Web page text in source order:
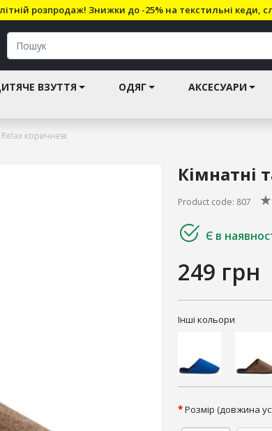
розпродаж! Знижки до -25% на текстильні кеди,
ВЗУТТЯ ОДЯГ АКСЕСУАРИ
коричневі
Кімнатні
Product code: 807 ★
Є в
249 грн
Інші кольори
Розмір (довжина